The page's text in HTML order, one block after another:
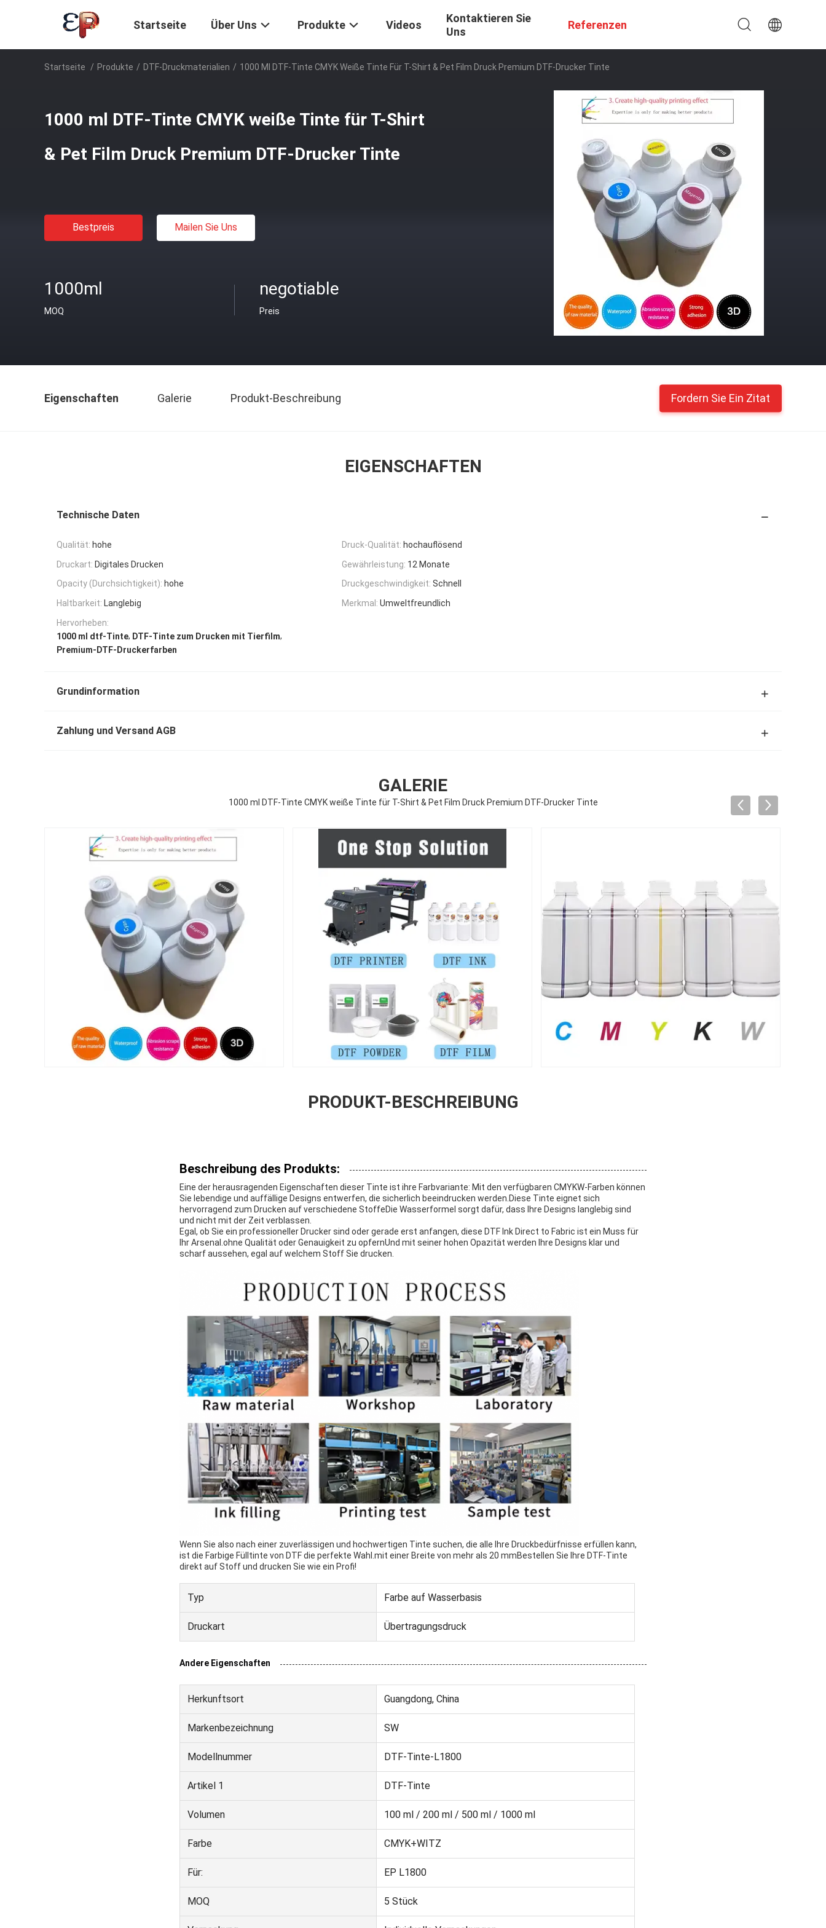
Startseite Über Uns Produkte Videos
Kontaktieren Sie
Uns
Referenzen
Startseite / Produkte / DTF-Druckmaterialien / 1000 Ml DTF-Tinte CMYK Weiße Tinte Für T-Shirt & Pet Film Druck Premium DTF-Drucker Tinte
1000 ml DTF-Tinte CMYK weiße Tinte für T-Shirt
& Pet Film Druck Premium DTF-Drucker Tinte
Bestpreis Mailen Sie Uns
1000ml
MOQ
negotiable
Preis
Eigenschaften Galerie Produkt-Beschreibung Fordern Sie Ein Zitat
EIGENSCHAFTEN
Technische Daten
Qualität: hohe Druck-Qualität: hochauflösend
Druckart: Digitales Drucken Gewährleistung: 12 Monate
Opacity (Durchsichtigkeit): hohe Druckgeschwindigkeit: Schnell
Haltbarkeit: Langlebig Merkmal: Umweltfreundlich
Hervorheben:
1000 ml dtf-Tinte, DTF-Tinte zum Drucken mit Tierfilm,
Premium-DTF-Druckerfarben
Grundinformation
Zahlung und Versand AGB
GALERIE
1000 ml DTF-Tinte CMYK weiße Tinte für T-Shirt & Pet Film Druck Premium DTF-Drucker Tinte
PRODUKT-BESCHREIBUNG
Beschreibung des Produkts:
Eine der herausragenden Eigenschaften dieser Tinte ist ihre Farbvariante: Mit den verfügbaren CMYKW-Farben können
Sie lebendige und auffällige Designs entwerfen, die sicherlich beeindrucken werden.Diese Tinte eignet sich
hervorragend zum Drucken auf verschiedene StoffeDie Wasserformel sorgt dafür, dass Ihre Designs langlebig sind
und nicht mit der Zeit verblassen.
Egal, ob Sie ein professioneller Drucker sind oder gerade erst anfangen, diese DTF Ink Direct to Fabric ist ein Muss für
Ihr Arsenal.ohne Qualität oder Genauigkeit zu opfernUnd mit seiner hohen Opazität werden Ihre Designs klar und
scharf aussehen, egal auf welchem Stoff Sie drucken.
Wenn Sie also nach einer zuverlässigen und hochwertigen Tinte suchen, die alle Ihre Druckbedürfnisse erfüllen kann,
ist die Farbige Fülltinte von DTF die perfekte Wahl.mit einer Breite von mehr als 20 mmBestellen Sie Ihre DTF-Tinte
direkt auf Stoff und drucken Sie wie ein Profi!
Typ Farbe auf Wasserbasis
Druckart Übertragungsdruck
Andere Eigenschaften
Herkunftsort Guangdong, China
Markenbezeichnung SW
Modellnummer DTF-Tinte-L1800
Artikel 1 DTF-Tinte
Volumen 100 ml / 200 ml / 500 ml / 1000 ml
Farbe CMYK+WITZ
Für: EP L1800
MOQ 5 Stück